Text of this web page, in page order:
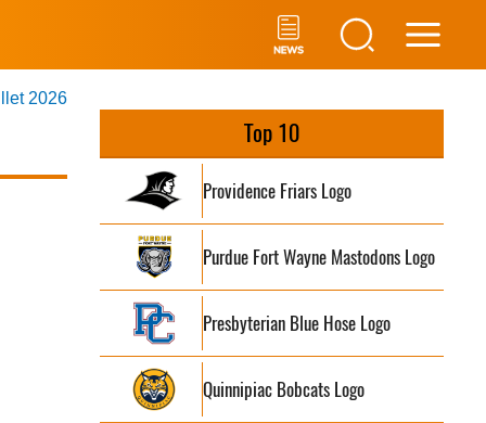
2026
Top 10
Providence Friars Logo
Purdue Fort Wayne Mastodons Logo
Presbyterian Blue Hose Logo
Quinnipiac Bobcats Logo